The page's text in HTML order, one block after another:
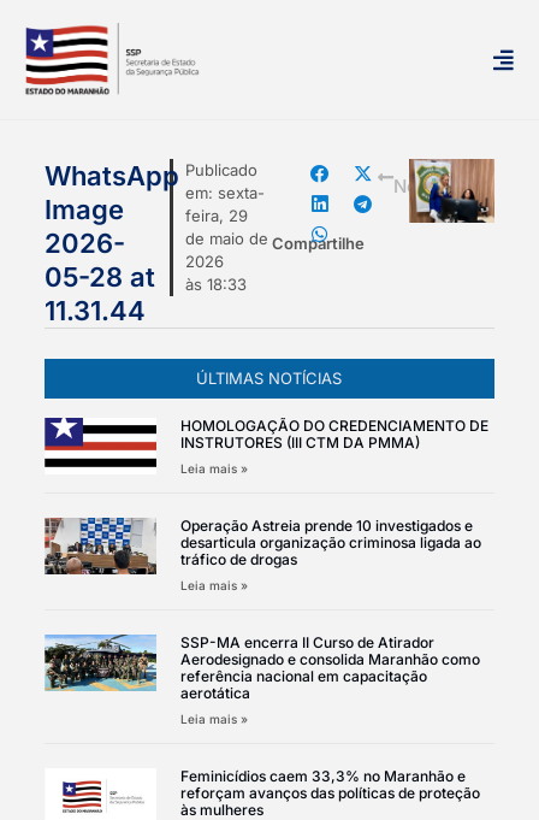
Publicado
em: sexta-
feira, 29
de maio de
2026
às 18:33
Compartilhe
WhatsApp
Image
2026-
05-28 at
11.31.44
mais
Notícias
ÚLTIMAS NOTÍCIAS
HOMOLOGAÇÃO DO CREDENCIAMENTO DE
INSTRUTORES (III CTM DA PMMA)
Leia mais »
Operação Astreia prende 10 investigados e
desarticula organização criminosa ligada ao
tráfico de drogas
Leia mais »
SSP-MA encerra II Curso de Atirador
Aerodesignado e consolida Maranhão como
referência nacional em capacitação
aerotática
Leia mais »
Feminicídios caem 33,3% no Maranhão e
reforçam avanços das políticas de proteção
às mulheres